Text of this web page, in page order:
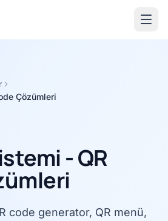
Çözümleri
- QR
code generator, QR menü,